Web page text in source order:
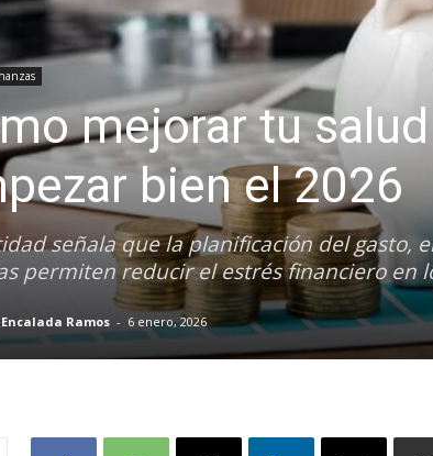
mejorar tu
bien el 2026
señala que la planificación del gasto,
permiten reducir el estrés financiero en
Ramos - 6 enero, 2026